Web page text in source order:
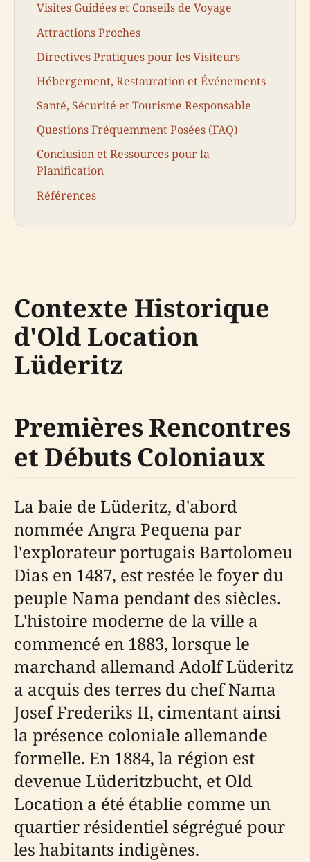
Visites Guidées et Conseils de Voyage
Attractions Proches
Directives Pratiques pour les Visiteurs
Hébergement, Restauration et Événements
Santé, Sécurité et Tourisme Responsable
Questions Fréquemment Posées (FAQ)
Conclusion et Ressources pour la
Planification
Références
Contexte Historique
d'Old Location
Lüderitz
Premières Rencontres
et Débuts Coloniaux
La baie de Lüderitz, d'abord
nommée Angra Pequena par
l'explorateur portugais Bartolomeu
Dias en 1487, est restée le foyer du
peuple Nama pendant des siècles.
L'histoire moderne de la ville a
commencé en 1883, lorsque le
marchand allemand Adolf Lüderitz
a acquis des terres du chef Nama
Josef Frederiks II, cimentant ainsi
la présence coloniale allemande
formelle. En 1884, la région est
devenue Lüderitzbucht, et Old
Location a été établie comme un
quartier résidentiel ségrégué pour
les habitants indigènes.